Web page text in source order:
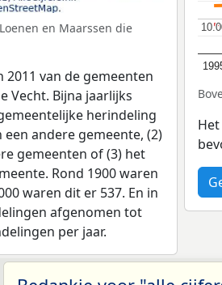
en Maarssen die
van de gemeenten
Vecht. Bijna jaarlijks
herindeling
andere gemeente, (2)
gemeenten of (3) het
Rond 1900 waren
waren dit er 537. En in
afgenomen tot
per jaar.